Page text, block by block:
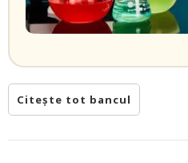
Citește tot bancul